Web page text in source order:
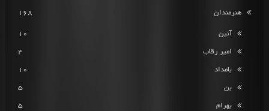
هنرمندان 168
آئین 10
امیر رقاب 4
بامداد 10
بن 5
بهرام 5